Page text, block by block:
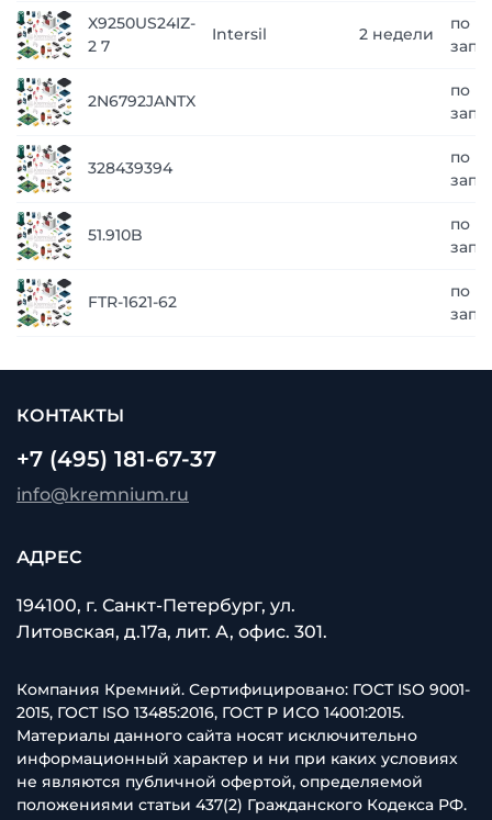
X9250US24IZ-
2 7
Intersil 2 недели
по
2N6792JANTX
по
328439394
по
51.910B
по
FTR-1621-62
по
КОНТАКТЫ
+7 (495) 181-67-37
info@kremnium.ru
АДРЕС
194100, г. Санкт-Петербург, ул.
Литовская, д.17а, лит. А, офис. 301.
Компания Кремний. Сертифицировано: ГОСТ ISO 9001-
2015, ГОСТ ISO 13485:2016, ГОСТ Р ИСО 14001:2015.
Материалы данного сайта носят исключительно
информационный характер и ни при каких условиях
не являются публичной офертой, определяемой
положениями статьи 437(2) Гражданского Кодекса РФ.